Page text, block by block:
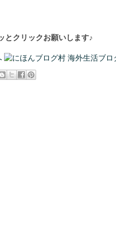
とクリックお願いします♪